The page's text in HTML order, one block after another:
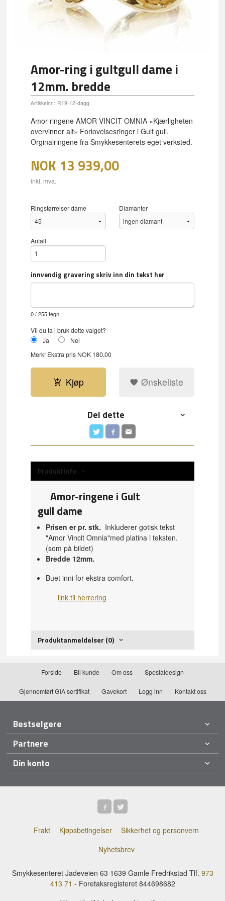
Amor-ring i gultgull dame i
12mm. bredde
Artikkelnr.: R19-12-dagg
Amor-ringene AMOR VINCIT OMNIA «Kjærligheten
overvinner alt» Forlovelsesringer i Gult gull.
Orginalringene fra Smykkesenterets eget verksted.
NOK 13 939,00
inkl. mva.
Ringstørrelser dame Diamanter
Antall
innvendig gravering skriv inn din tekst her
0/ 255 tegn
Vil du ta i bruk dette valget?
Ja
Nei
Merk! Ekstra pris NOK 180,00
Kjøp Ønskeliste
Del dette
Produktinfo
Amor-ringene i Gult
gull dame
Prisen er pr. stk. Inkluderer gotisk tekst
"Amor Vincit Omnia"med platina i teksten.
(som på bildet)
Bredde 12mm.
Buet inni for ekstra comfort.
link til herrering
Produktanmeldelser (0)
Forside Bli kunde Om oss Spesialdesign
Gjennomført GIA sertifikat Gavekort Logg inn Kontakt oss
Bestselgere
Partnere
Din konto
Frakt Kjøpsbetingelser
Sikkerhet og personvern
Nyhetsbrev
Smykkesenteret Jadeveien 63 1639 Gamle Fredrikstad Tlf. 973
413 71 - Foretaksregisteret 844698682